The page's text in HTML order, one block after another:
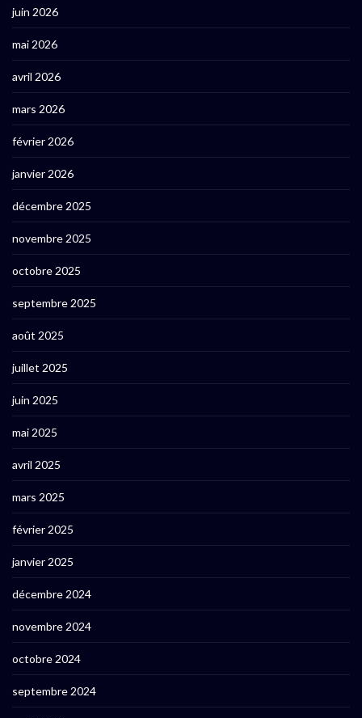
juin 2026
mai 2026
avril 2026
mars 2026
février 2026
janvier 2026
décembre 2025
novembre 2025
octobre 2025
septembre 2025
août 2025
juillet 2025
juin 2025
mai 2025
avril 2025
mars 2025
février 2025
janvier 2025
décembre 2024
novembre 2024
octobre 2024
septembre 2024